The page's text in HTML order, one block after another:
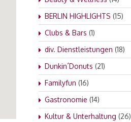
BERLIN HIGHLIGHTS (15)
Clubs & Bars (1)
div. Dienstleistungen (18)
Dunkin´Donuts (21)
Familyfun (16)
Gastronomie (14)
Kultur & Unterhaltung (26)